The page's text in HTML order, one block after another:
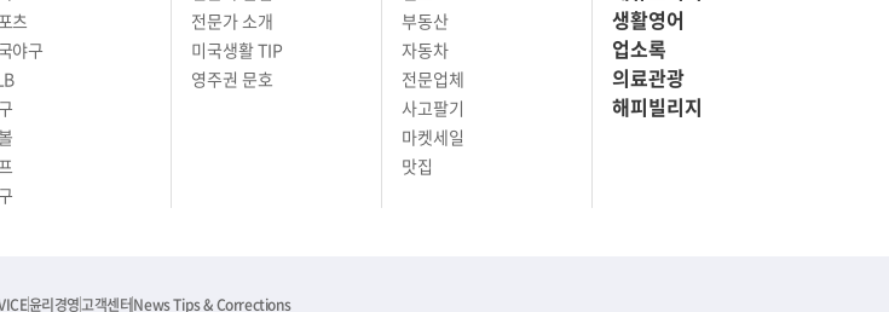
츠
야구
전문가 소개
미국생활 TIP
영주권 문호
부동산
자동차
전문업체
사고팔기
마켓세일
맛집
생활영어
업소록
의료관광
해피빌리지
윤리경영고객센터News Tips & Corrections